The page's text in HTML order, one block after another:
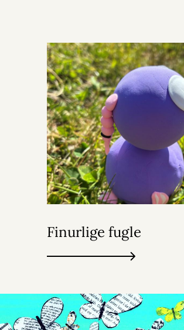
Finurlige fugle